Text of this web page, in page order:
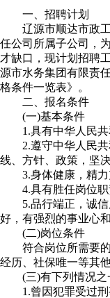
一、招聘计划
辽源市顺达市政工
任公司所属子公司，
才缺口，现计划招聘
源市水务集团有限责
格条件一览表》。
二、报名条件
(一)基本条件
1.具有中华人民共
2.遵守中华人民共
线、方针、政策，坚
3.身体健康，精力
4.具有胜任岗位职
5.品行端正，诚信
好，有强烈的事业心和
(二)岗位条件
符合岗位所需要的
经历、社保唯一等其
(三)有下列情况之
1.曾因犯罪受过刑